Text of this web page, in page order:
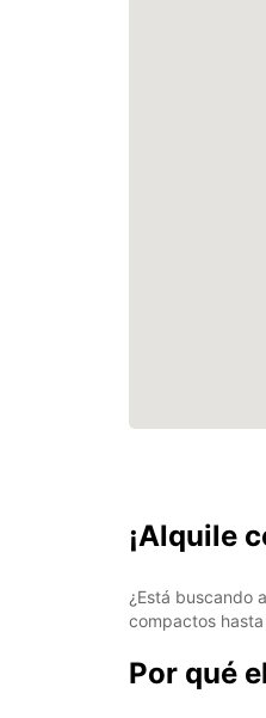
¡Alquile
¿Está buscando
compactos
Por qué